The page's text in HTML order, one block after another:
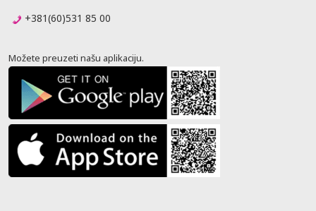
+381(60)531 85 00
Možete preuzeti našu aplikaciju.